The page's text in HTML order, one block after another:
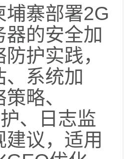
埔寨部署2G
器的安全加
护实践，
、系统加
略、
、日志监
建议，适用